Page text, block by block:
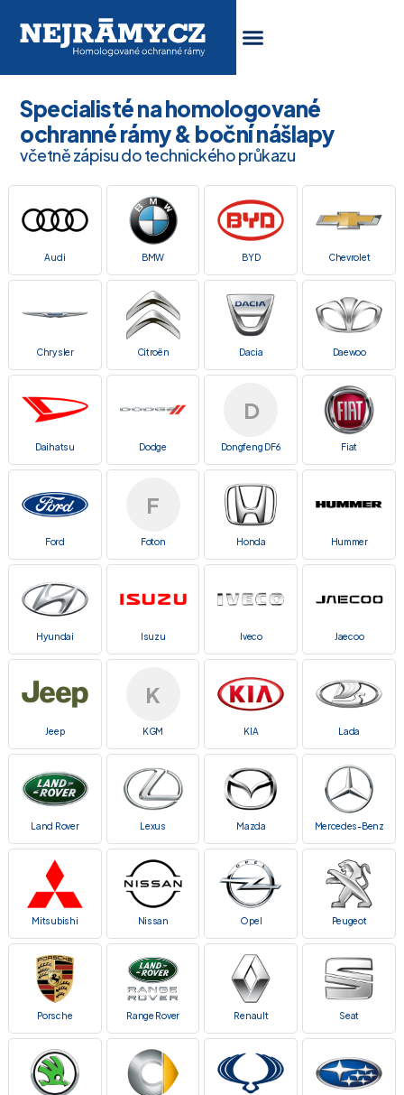
Specialisté na homologované
ochranné rámy & boční nášlapy
včetně zápisu do technického průkazu
Audi BMW BYD Chevrolet
Chrysler Citroën Dacia Daewoo
Daihatsu Dodge
D
Dongfeng DF6 Fiat
Ford
F
Foton Honda Hummer
Hyundai Isuzu Iveco Jaecoo
Jeep
K
KGM KIA Lada
Land Rover Lexus Mazda Mercedes-Benz
Mitsubishi Nissan Opel Peugeot
Porsche Range Rover Renault Seat